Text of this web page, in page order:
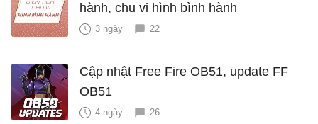
hành, chu vi hình bình hành
3 ngày 22
Cập nhật Free Fire OB51, update FF
OB51
4 ngày 26